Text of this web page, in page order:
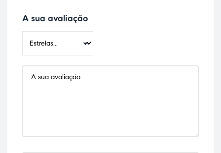
A sua avaliação